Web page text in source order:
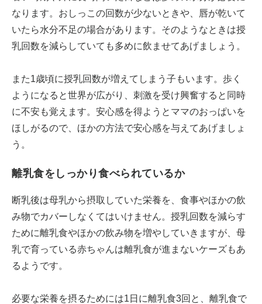
なります。おしっこの回数が少ないときや、唇が乾いて
いたら水分不足の場合があります。そのようなときは授
乳回数を減らしていても多めに飲ませてあげましょう。
また1歳頃に授乳回数が増えてしまう子もいます。歩く
ようになると世界が広がり、刺激を受け興奮すると同時
に不安も覚えます。安心感を得ようとママのおっぱいを
ほしがるので、ほかの方法で安心感を与えてあげましょ
う。
離乳食をしっかり食べられているか
断乳後は母乳から摂取していた栄養を、食事やほかの飲
み物でカバーしなくてはいけません。授乳回数を減らす
ために離乳食やほかの飲み物を増やしていきますが、母
乳で育っている赤ちゃんは離乳食が進まないケーズもあ
るようです。
必要な栄養を摂るためには1日に離乳食3回と、離乳食で